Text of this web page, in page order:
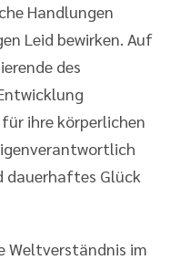
Handlungen
Leid bewirken. Auf
des
ihre körperlichen
dauerhaftes Glück
Weltverständnis im